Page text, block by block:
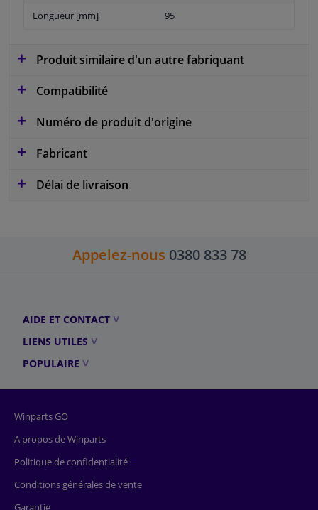
Longueur [mm] 95
Produit similaire d'un autre fabriquant
Compatibilité
Numéro de produit d'origine
Fabricant
Délai de livraison
Appelez-nous 0380 833 78
AIDE ET CONTACT
LIENS UTILES
POPULAIRE
Winparts GO
A propos de Winparts
Politique de confidentialité
Conditions générales de vente
Garantie